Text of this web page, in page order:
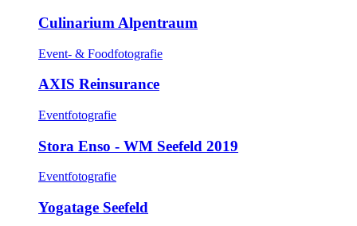
Culinarium Alpentraum
Event- & Foodfotografie
AXIS Reinsurance
Eventfotografie
Stora Enso - WM Seefeld 2019
Eventfotografie
Yogatage Seefeld